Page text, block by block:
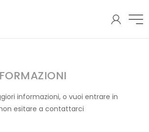
AREA
informazioni, o vuoi entrare in
esitare a contattarci